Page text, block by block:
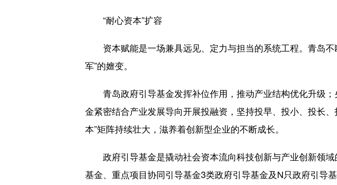
“耐心资本”扩容
资本赋能是一场兼具远见、定力与担当的系统工程。青岛不
军”的嬗变。
青岛政府引导基金发挥补位作用，推动产业结构优化升级；
金紧密结合产业发展导向开展投融资，坚持投早、投小、投长
本”矩阵持续壮大，滋养着创新型企业的不断成长。
政府引导基金是撬动社会资本流向科技创新与产业创新领域
基金、重点项目协同引导基金3类政府引导基金及N只政府引导